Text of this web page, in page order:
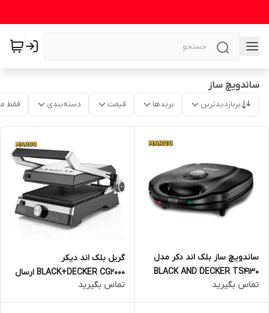
ساندویچ ساز
پربازدیدترین برندها قیمت دسته‌بندی فقط
ساندویچ ساز بلک اند دکر مدل
BLACK AND DECKER TS4130
تماس بگیرید
گریل بلک اند دیکر
BLACK+DECKER CG2000 ارسال
فوری
تماس بگیرید